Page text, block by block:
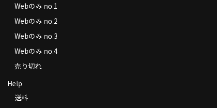
Webのみ no.1
Webのみ no.2
Webのみ no.3
Webのみ no.4
売り切れ
Help
送料